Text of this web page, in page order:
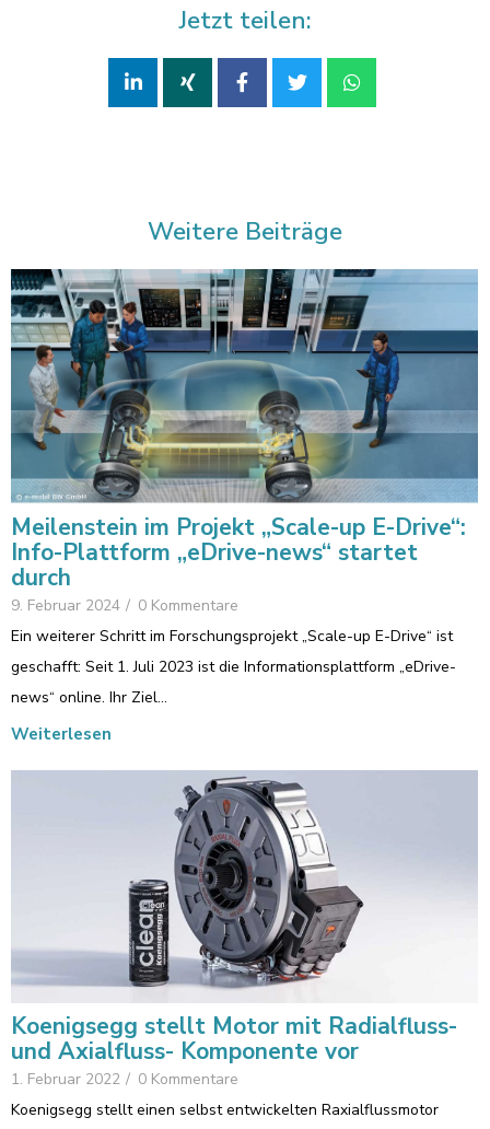
Jetzt teilen:
Weitere Beiträge
Meilenstein im Projekt „Scale-up E-Drive“:
Info-Plattform „eDrive-news“ startet
durch
9. Februar 2024 / 0 Kommentare
Ein weiterer Schritt im Forschungsprojekt „Scale-up E-Drive“ ist
geschafft: Seit 1. Juli 2023 ist die Informationsplattform „eDrive-
news“ online. Ihr Ziel…
Weiterlesen
Koenigsegg stellt Motor mit Radialfluss-
und Axialfluss- Komponente vor
1. Februar 2022 / 0 Kommentare
Koenigsegg stellt einen selbst entwickelten Raxialflussmotor